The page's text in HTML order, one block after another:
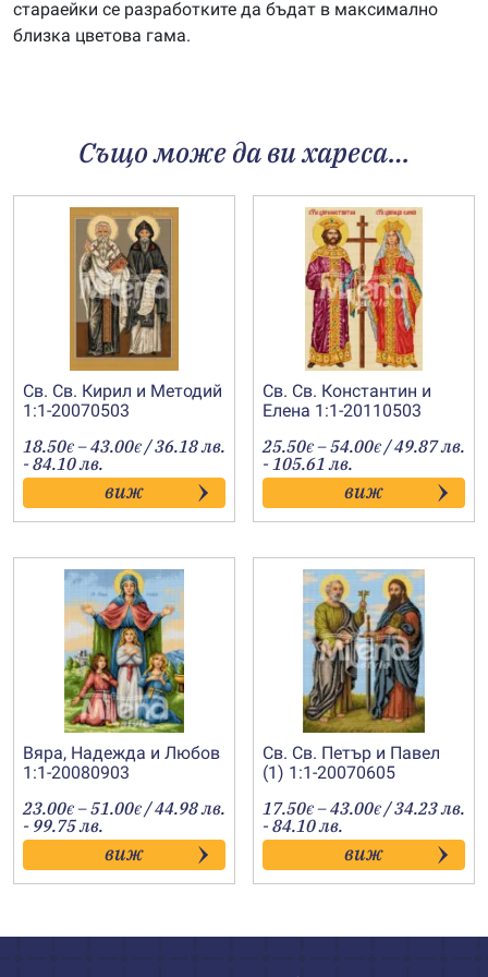
стараейки се разработките да бъдат в максимално
близка цветова гама.
Също може да ви хареса…
Св. Св. Кирил и Методий
1:1-20070503
18.50€ –43.00€Price
range:
18.50€
through
43.00€
/ 36.18 лв.
- 84.10 лв.
виж
Св. Св. Константин и
Елена 1:1-20110503
25.50€ –54.00€Price
range:
25.50€
through
54.00€
/ 49.87 лв.
- 105.61 лв.
виж
Вяра, Надежда и Любов
1:1-20080903
23.00€ –51.00€Price
range:
23.00€
through
51.00€
/ 44.98 лв.
- 99.75 лв.
виж
Св. Св. Петър и Павел
(1) 1:1-20070605
17.50€ –43.00€Price
range:
17.50€
through
43.00€
/ 34.23 лв.
- 84.10 лв.
виж